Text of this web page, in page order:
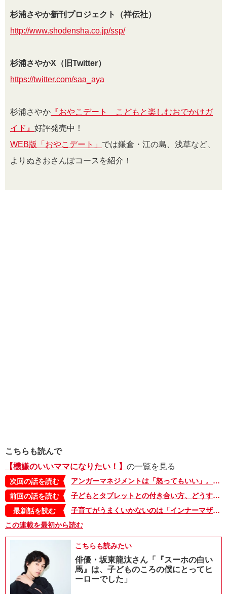
杉浦さやか新刊プロジェクト（祥伝社）
http://www.shodensha.co.jp/ssp/
杉浦さやかX（旧Twitter）
https://twitter.com/saa_aya
杉浦さやか 『おやこデート こどもと楽しむおでかけガ
イド』 好評発売中！
WEB版「おやこデート」 では鎌倉・江の島、浅草など、
よりぬきおさんぽコースを紹介！
こちらも読んで
【機嫌のいいママになりたい！】 の一覧を見る
次回の話を読む
アンガーマネジメントは「怒ってもいい」。ただ３つのルールを守る必要があって!?【杉浦さやかの「機嫌のいいママになりたい！」４・後編】
前回の話を読む
子どもとタブレットとの付き合い方、どうする？臨床心理士に聞いた、ルールの決め方【杉浦さやかの「機嫌のいいママになりたい！」３・後編】
最新話を読む
子育てがうまくいかないのは「インナーマザー」が原因？ 思春期以降の子育てで意識したい「4つのバウンダリー」【杉浦さやかの「機嫌のいいママになりたい！」9】
この連載を最初から読む
こちらも読みたい
俳優・坂東龍汰さん「『スーホの白い
馬』は、子どものころの僕にとってヒ
ーローでした」